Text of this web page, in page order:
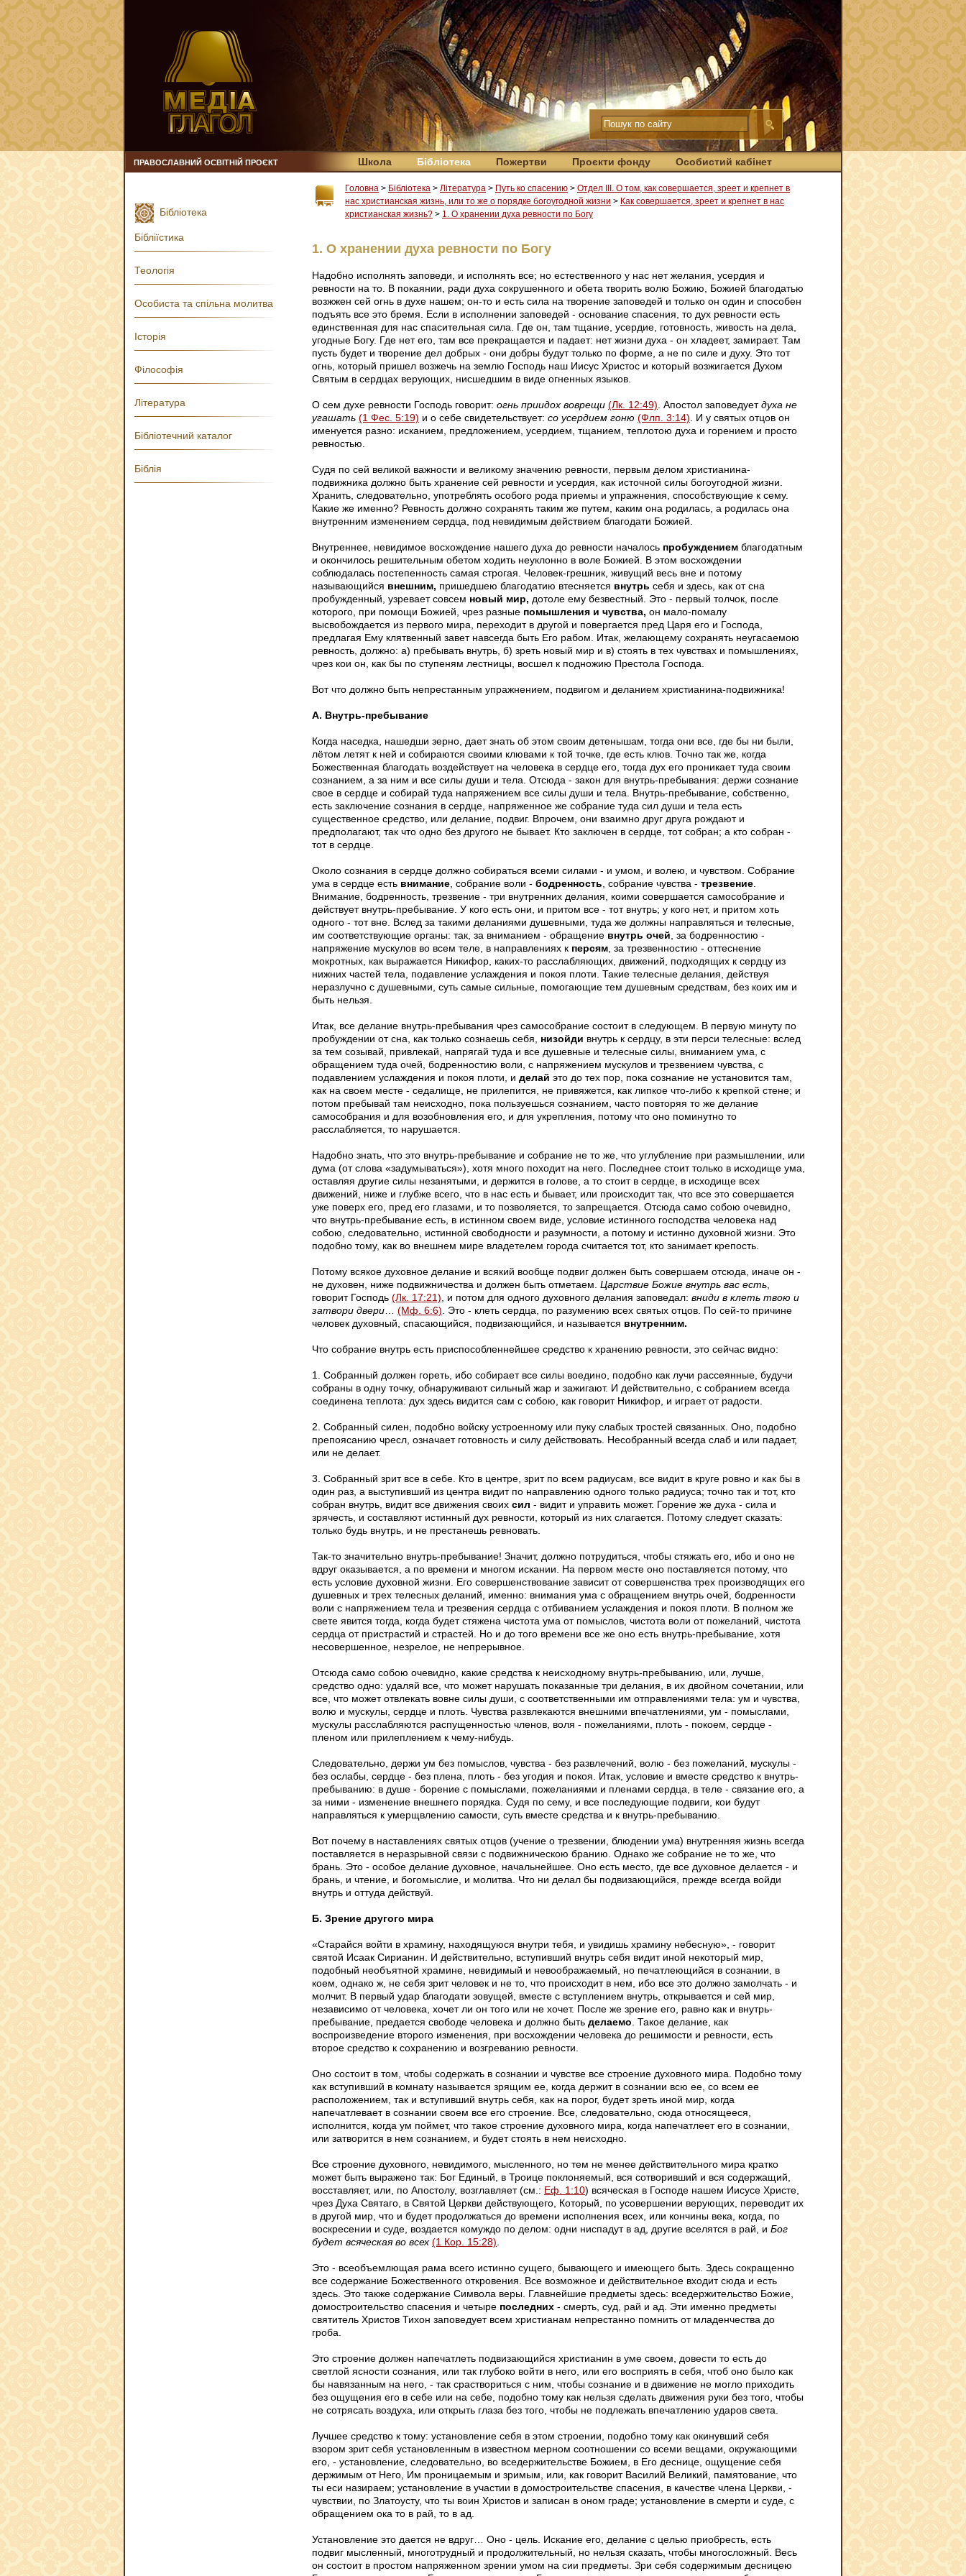
ПРАВОСЛАВНИЙ ОСВІТНІЙ ПРОЄКТ Школа Бібліотека Пожертви Проєкти фонду Особистий кабінет
Головна > Бібліотека > Література > Путь ко спасению > Отдел III. О том, как совершается, зреет и крепнет в
нас христианская жизнь, или то же о порядке богоугодной жизни > Как совершается, зреет и крепнет в нас
христианская жизнь? > 1. О хранении духа ревности по Богу
1. О хранении духа ревности по Богу
Надобно исполнять заповеди, и исполнять все; но естественного у нас нет желания, усердия и
ревности на то. В покаянии, ради духа сокрушенного и обета творить волю Божию, Божией благодатью
возжжен сей огнь в духе нашем; он-то и есть сила на творение заповедей и только он один и способен
подъять все это бремя. Если в исполнении заповедей - основание спасения, то дух ревности есть
единственная для нас спасительная сила. Где он, там тщание, усердие, готовность, живость на дела,
угодные Богу. Где нет его, там все прекращается и падает: нет жизни духа - он хладеет, замирает. Там
пусть будет и творение дел добрых - они добры будут только по форме, а не по силе и духу. Это тот
огнь, который пришел возжечь на землю Господь наш Иисус Христос и который возжигается Духом
Святым в сердцах верующих, нисшедшим в виде огненных языков.
О сем духе ревности Господь говорит: огнь приидох воврещи (Лк. 12:49) . Апостол заповедуетдуха не
угашать (1 Фес. 5:19) и о себе свидетельствует: со усердием гоню (Флп. 3:14) . И у святых отцов он
именуется разно: исканием, предложением, усердием, тщанием, теплотою духа и горением и просто
ревностью.
Судя по сей великой важности и великому значению ревности, первым делом христианина-
подвижника должно быть хранение сей ревности и усердия, как источной силы богоугодной жизни.
Хранить, следовательно, употреблять особого рода приемы и упражнения, способствующие к сему.
Какие же именно? Ревность должно сохранять таким же путем, каким она родилась, а родилась она
внутренним изменением сердца, под невидимым действием благодати Божией.
Внутреннее, невидимое восхождение нашего духа до ревности началось пробуждением благодатным
и окончилось решительным обетом ходить неуклонно в воле Божией. В этом восхождении
соблюдалась постепенность самая строгая. Человек-грешник, живущий весь вне и потому
называющийся внешним, пришедшею благодатию втесняется внутрь себя и здесь, как от сна
пробужденный, узревает совсем новый мир, дотоле ему безвестный. Это - первый толчок, после
которого, при помощи Божией, чрез разные помышления и чувства, он мало-помалу
высвобождается из первого мира, переходит в другой и повергается пред Царя его и Господа,
предлагая Ему клятвенный завет навсегда быть Его рабом. Итак, желающему сохранять неугасаемою
ревность, должно: а) пребывать внутрь, б) зреть новый мир и в) стоять в тех чувствах и помышлениях,
чрез кои он, как бы по ступеням лестницы, восшел к подножию Престола Господа.
Вот что должно быть непрестанным упражнением, подвигом и деланием христианина-подвижника!
А. Внутрь-пребывание
Когда наседка, нашедши зерно, дает знать об этом своим детенышам, тогда они все, где бы ни были,
лётом летят к ней и собираются своими клювами к той точке, где есть клюв. Точно так же, когда
Божественная благодать воздействует на человека в сердце его, тогда дух его проникает туда своим
сознанием, а за ним и все силы души и тела. Отсюда - закон для внутрь-пребывания: держи сознание
свое в сердце и собирай туда напряжением все силы души и тела. Внутрь-пребывание, собственно,
есть заключение сознания в сердце, напряженное же собрание туда сил души и тела есть
существенное средство, или делание, подвиг. Впрочем, они взаимно друг друга рождают и
предполагают, так что одно без другого не бывает. Кто заключен в сердце, тот собран; а кто собран -
тот в сердце.
Около сознания в сердце должно собираться всеми силами - и умом, и волею, и чувством. Собрание
ума в сердце есть внимание , собрание воли - бодренность , собрание чувства - трезвение
Внимание, бодренность, трезвение - три внутренних делания, коими совершается самособрание и
действует внутрь-пребывание. У кого есть они, и притом все - тот внутрь; у кого нет, и притом хоть
одного - тот вне. Вслед за такими деланиями душевными, туда же должны направляться и телесные,
им соответствующие органы: так, за вниманием - обращение внутрь очей , за бодренностию -
напряжение мускулов во всем теле, в направлениях к персям , за трезвенностию - оттеснение
мокротных, как выражается Никифор, каких-то расслабляющих, движений, подходящих к сердцу из
нижних частей тела, подавление услаждения и покоя плоти. Такие телесные делания, действуя
неразлучно с душевными, суть самые сильные, помогающие тем душевным средствам, без коих им и
быть нельзя.
Итак, все делание внутрь-пребывания чрез самособрание состоит в следующем. В первую минуту по
пробуждении от сна, как только сознаешь себя, низойди внутрь к сердцу, в эти перси телесные: вслед
за тем созывай, привлекай, напрягай туда и все душевные и телесные силы, вниманием ума, с
обращением туда очей, бодренностию воли, с напряжением мускулов и трезвением чувства, с
подавлением услаждения и покоя плоти, и делай это до тех пор, пока сознание не установится там,
как на своем месте - седалище, не прилепится, не привяжется, как липкое что-либо к крепкой стене; и
потом пребывай там неисходно, пока пользуешься сознанием, часто повторяя то же делание
самособрания и для возобновления его, и для укрепления, потому что оно поминутно то
расслабляется, то нарушается.
Надобно знать, что это внутрь-пребывание и собрание не то же, что углубление при размышлении, или
дума (от слова «задумываться»), хотя много походит на него. Последнее стоит только в исходище ума,
оставляя другие силы незанятыми, и держится в голове, а то стоит в сердце, в исходище всех
движений, ниже и глубже всего, что в нас есть и бывает, или происходит так, что все это совершается
уже поверх его, пред его глазами, и то позволяется, то запрещается. Отсюда само собою очевидно,
что внутрь-пребывание есть, в истинном своем виде, условие истинного господства человека над
собою, следовательно, истинной свободности и разумности, а потому и истинно духовной жизни. Это
подобно тому, как во внешнем мире владетелем города считается тот, кто занимает крепость.
Потому всякое духовное делание и всякий вообще подвиг должен быть совершаем отсюда, иначе он -
не духовен, ниже подвижничества и должен быть отметаем. Царствие Божие внутрь вас есть
говорит Господь (Лк. 17:21) , и потом для одного духовного делания заповедал: вниди в клеть твою и
затвори двери
(Мф. 6:6) . Это - клеть сердца, по разумению всех святых отцов. По сей-то причине
человек духовный, спасающийся, подвизающийся, и называется внутренним.
Что собрание внутрь есть приспособленнейшее средство к хранению ревности, это сейчас видно:
1. Собранный должен гореть, ибо собирает все силы воедино, подобно как лучи рассеянные, будучи
собраны в одну точку, обнаруживают сильный жар и зажигают. И действительно, с собранием всегда
соединена теплота: дух здесь видится сам с собою, как говорит Никифор, и играет от радости.
2. Собранный силен, подобно войску устроенному или пуку слабых тростей связанных. Оно, подобно
препоясанию чресл, означает готовность и силу действовать. Несобранный всегда слаб и или падает,
или не делает.
3. Собранный зрит все в себе. Кто в центре, зрит по всем радиусам, все видит в круге ровно и как бы в
один раз, а выступивший из центра видит по направлению одного только радиуса; точно так и тот, кто
собран внутрь, видит все движения своих сил - видит и управить может. Горение же духа - сила и
зрячесть, и составляют истинный дух ревности, который из них слагается. Потому следует сказать:
только будь внутрь, и не престанешь ревновать.
Так-то значительно внутрь-пребывание! Значит, должно потрудиться, чтобы стяжать его, ибо и оно не
вдруг оказывается, а по времени и многом искании. На первом месте оно поставляется потому, что
есть условие духовной жизни. Его совершенствование зависит от совершенства трех производящих его
душевных и трех телесных деланий, именно: внимания ума с обращением внутрь очей, бодренности
воли с напряжением тела и трезвения сердца с отбиванием услаждения и покоя плоти. В полном же
свете явится тогда, когда будет стяжена чистота ума от помыслов, чистота воли от пожеланий, чистота
сердца от пристрастий и страстей. Но и до того времени все же оно есть внутрь-пребывание, хотя
несовершенное, незрелое, не непрерывное.
Отсюда само собою очевидно, какие средства к неисходному внутрь-пребыванию, или, лучше,
средство одно: удаляй все, что может нарушать показанные три делания, в их двойном сочетании, или
все, что может отвлекать вовне силы души, с соответственными им отправлениями тела: ум и чувства,
волю и мускулы, сердце и плоть. Чувства развлекаются внешними впечатлениями, ум - помыслами,
мускулы расслабляются распущенностью членов, воля - пожеланиями, плоть - покоем, сердце -
пленом или прилеплением к чему-нибудь.
Следовательно, держи ум без помыслов, чувства - без развлечений, волю - без пожеланий, мускулы -
без ослабы, сердце - без плена, плоть - без угодия и покоя. Итак, условие и вместе средство к внутрь-
пребыванию: в душе - борение с помыслами, пожеланиями и пленами сердца, в теле - связание его, а
за ними - изменение внешнего порядка. Судя по сему, и все последующие подвиги, кои будут
направляться к умерщвлению самости, суть вместе средства и к внутрь-пребыванию.
Вот почему в наставлениях святых отцов (учение о трезвении, блюдении ума) внутренняя жизнь всегда
поставляется в неразрывной связи с подвижническою бранию. Однако же собрание не то же, что
брань. Это - особое делание духовное, начальнейшее. Оно есть место, где все духовное делается - и
брань, и чтение, и богомыслие, и молитва. Что ни делал бы подвизающийся, прежде всегда войди
внутрь и оттуда действуй.
Б. Зрение другого мира
«Старайся войти в храмину, находящуюся внутри тебя, и увидишь храмину небесную», - говорит
святой Исаак Сирианин. И действительно, вступивший внутрь себя видит иной некоторый мир,
подобный необъятной храмине, невидимый и невоображаемый, но печатлеющийся в сознании, в
коем, однако ж, не себя зрит человек и не то, что происходит в нем, ибо все это должно замолчать - и
молчит. В первый удар благодати зовущей, вместе с вступлением внутрь, открывается и сей мир,
независимо от человека, хочет ли он того или не хочет. После же зрение его, равно как и внутрь-
пребывание, предается свободе человека и должно быть делаемо . Такое делание, как
воспроизведение второго изменения, при восхождении человека до решимости и ревности, есть
второе средство к сохранению и возгреванию ревности.
Оно состоит в том, чтобы содержать в сознании и чувстве все строение духовного мира. Подобно тому
как вступивший в комнату называется зрящим ее, когда держит в сознании всю ее, со всем ее
расположением, так и вступивший внутрь себя, как на порог, будет зреть иной мир, когда
напечатлевает в сознании своем все его строение. Все, следовательно, сюда относящееся,
исполнится, когда ум поймет, что такое строение духовного мира, когда напечатлеет его в сознании,
или затворится в нем сознанием, и будет стоять в нем неисходно.
Все строение духовного, невидимого, мысленного, но тем не менее действительного мира кратко
может быть выражено так: Бог Единый, в Троице поклоняемый, вся сотворивший и вся содержащий,
восставляет, или, по Апостолу, возглавляет (см.: Еф. 1:10) всяческая в Господе нашем Иисусе Христе,
чрез Духа Святаго, в Святой Церкви действующего, Который, по усовершении верующих, переводит их
в другой мир, что и будет продолжаться до времени исполнения всех, или кончины века, когда, по
воскресении и суде, воздается комуждо по делом: одни ниспадут в ад, другие вселятся в рай, и Бог
будет всяческая во всех (1 Кор. 15:28)
Это - всеобъемлющая рама всего истинно сущего, бывающего и имеющего быть. Здесь сокращенно
все содержание Божественного откровения. Все возможное и действительное входит сюда и есть
здесь. Это также содержание Символа веры. Главнейшие предметы здесь: вседержительство Божие,
домостроительство спасения и четыре последних - смерть, суд, рай и ад. Эти именно предметы
святитель Христов Тихон заповедует всем христианам непрестанно помнить от младенчества до
гроба.
Это строение должен напечатлеть подвизающийся христианин в уме своем, довести то есть до
светлой ясности сознания, или так глубоко войти в него, или его восприять в себя, чтоб оно было как
бы навязанным на него, - так сраствориться с ним, чтобы сознание и в движение не могло приходить
без ощущения его в себе или на себе, подобно тому как нельзя сделать движения руки без того, чтобы
не сотрясать воздуха, или открыть глаза без того, чтобы не подлежать впечатлению ударов света.
Лучшее средство к тому: установление себя в этом строении, подобно тому как окинувший себя
взором зрит себя установленным в известном мерном соотношении со всеми вещами, окружающими
его, - установление, следовательно, во вседержительстве Божием, в Его деснице, ощущение себя
держимым от Него, Им проницаемым и зримым, или, как говорит Василий Великий, памятование, что
ты еси назираем; установление в участии в домостроительстве спасения, в качестве члена Церкви, -
чувствии, по Златоусту, что ты воин Христов и записан в оном граде; установление в смерти и суде, с
обращением ока то в рай, то в ад.
Установление это дается не вдруг… Оно - цель. Искание его, делание с целью приобресть, есть
подвиг мысленный, многотрудный и продолжительный, но нельзя сказать, чтобы многосложный. Весь
он состоит в простом напряженном зрении умом на сии предметы. Зри себя содержимым десницею
Бібліотека
Бібліїстика
Теологія
Особиста та спільна молитва
Історія
Філософія
Література
Бібліотечний каталог
Біблія